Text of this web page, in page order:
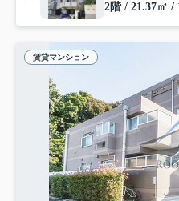
2階 / 21.37㎡ /
賃貸マンション